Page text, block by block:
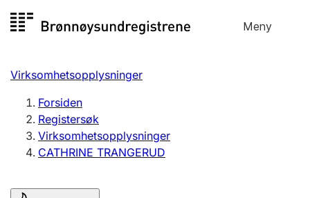
til
Meny
Registersøk
Aksjeselskap
Enkeltpersonforetak
Registrere, endre, slette
Virksomhetsopplysninger
Forsiden
Registersøk
Virksomhetsopplysninger
CATHRINE TRANGERUD